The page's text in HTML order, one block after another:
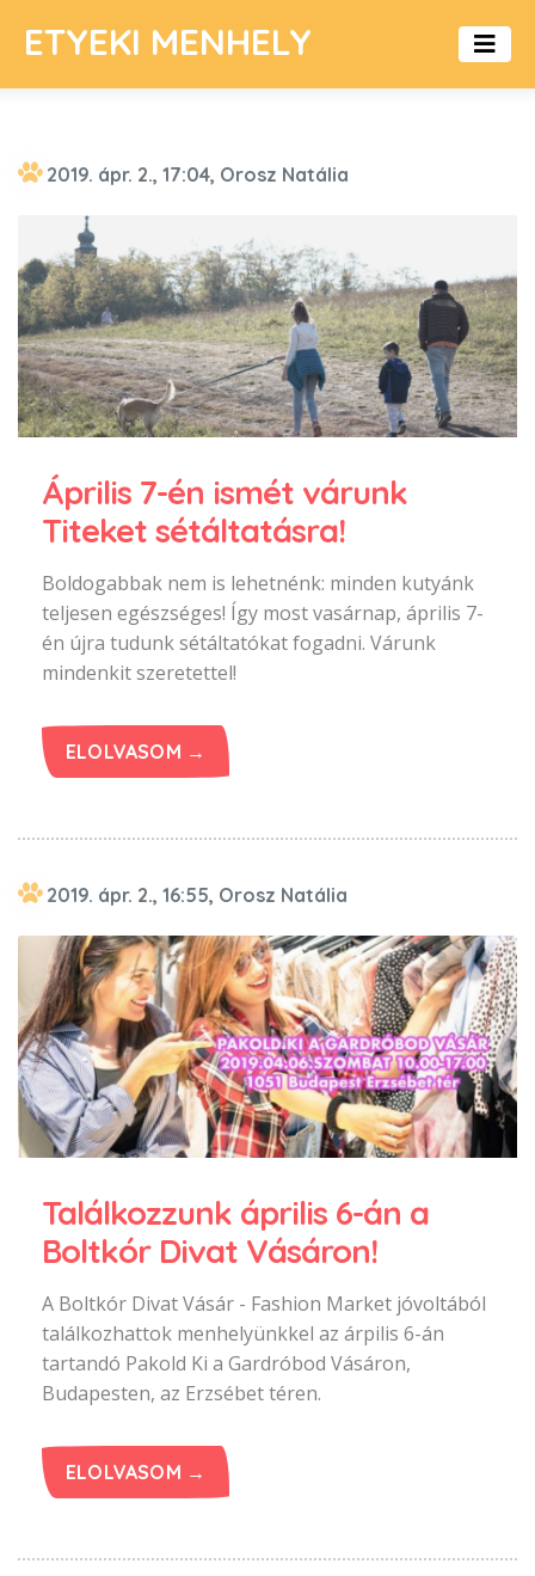
ETYEKI MENHELY
2019. ápr. 2., 17:04, Orosz Natália
Április 7-én ismét várunk
Titeket sétáltatásra!
Boldogabbak nem is lehetnénk: minden kutyánk
teljesen egészséges! Így most vasárnap, április 7-
én újra tudunk sétáltatókat fogadni. Várunk
mindenkit szeretettel!
ELOLVASOM →
2019. ápr. 2., 16:55, Orosz Natália
Találkozzunk április 6-án a
Boltkór Divat Vásáron!
A Boltkór Divat Vásár - Fashion Market jóvoltából
találkozhattok menhelyünkkel az árpilis 6-án
tartandó Pakold Ki a Gardróbod Vásáron,
Budapesten, az Erzsébet téren.
ELOLVASOM →